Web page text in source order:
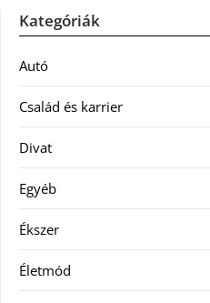
Kategóriák
Autó
Család és karrier
Divat
Egyéb
Ékszer
Életmód